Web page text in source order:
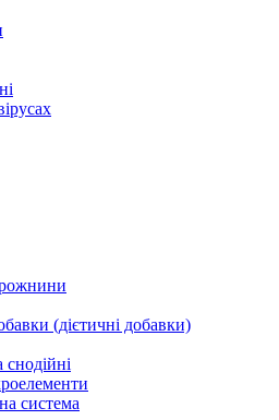
(дієтичні добавки)
снодійні
система